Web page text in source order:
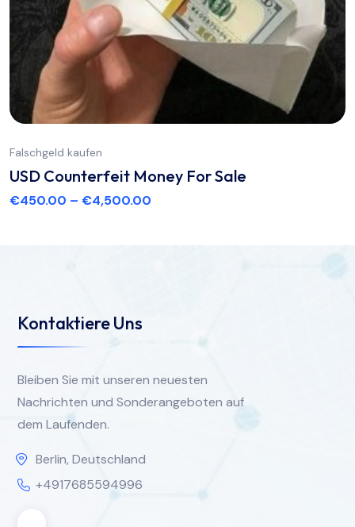
Falschgeld kaufen
USD Counterfeit Money For Sale
€450.00 – €4,500.00
Kontaktiere Uns
Bleiben Sie mit unseren neuesten
Nachrichten und Sonderangeboten auf
dem Laufenden.
Berlin, Deutschland
+4917685594996